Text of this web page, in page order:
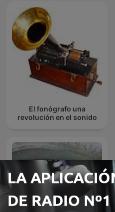
El fonógrafo una
revolución en el sonido